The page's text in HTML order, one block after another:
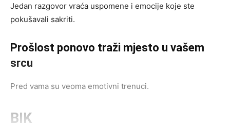
Jedan razgovor vraća uspomene i emocije koje ste
pokušavali sakriti.
Prošlost ponovo traži mjesto u vašem
srcu
Pred vama su veoma emotivni trenuci.
BIK